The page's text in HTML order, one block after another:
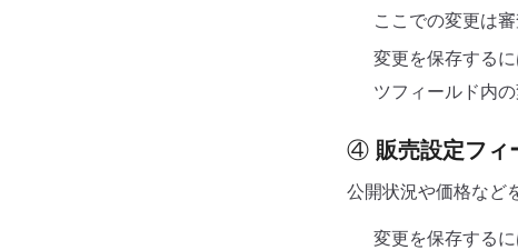
ここでの変更は
変更を保存する
ツフィールド内
④ 販売設定フィ
公開状況や価格など
変更を保存する